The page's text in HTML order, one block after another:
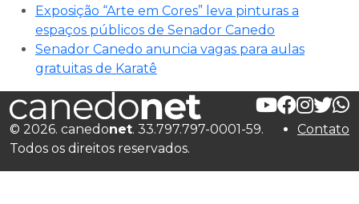
Exposição “Arte em Cores” leva pinturas a
espaços públicos de Senador Canedo
Senador Canedo anuncia vagas para aulas
gratuitas de Karatê
© 2026. canedonet. 33.797.797-0001-59.
Todos os direitos reservados.
Contato